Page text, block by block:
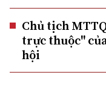
Chủ tịch
trực thuộc"
hội